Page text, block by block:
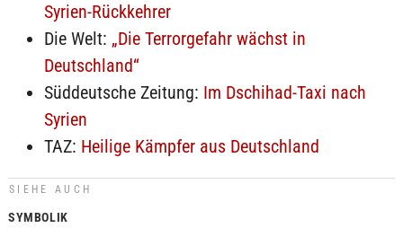
Syrien-Rückkehrer
Die Welt: „Die Terrorgefahr wächst in
Deutschland“
Süddeutsche Zeitung: Im Dschihad-Taxi nach
Syrien
TAZ: Heilige Kämpfer aus Deutschland
SIEHE AUCH
SYMBOLIK